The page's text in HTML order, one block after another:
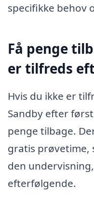
specifikke behov
Få penge
er tilfreds
Hvis du ikke er
Sandby efter
penge tilbage.
gratis prøvetime,
den
efterfølgende.